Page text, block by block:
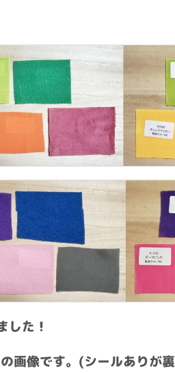
した！
画像です。(シールありが